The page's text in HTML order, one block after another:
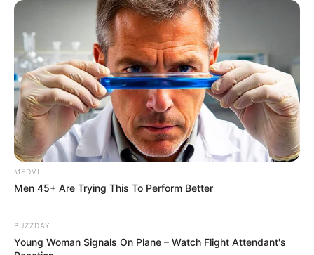
To Russia
Remember Them? These '90s Couples Defined An
Era—See The Complete List
BRAINBERRIES
MEDVI
Men 45+ Are Trying This To Perform Better
BUZZDAY
Young Woman Signals On Plane – Watch Flight Attendant's